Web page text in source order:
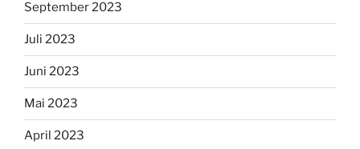
September 2023
Juli 2023
Juni 2023
Mai 2023
April 2023